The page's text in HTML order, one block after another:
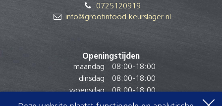
0725120919
info@grootinfood.keurslager.nl
Openingstijden
maandag
08:00-18:00
dinsdag
08:00-18:00
woensdag
08:00-18:00
donderdag
08:00 -